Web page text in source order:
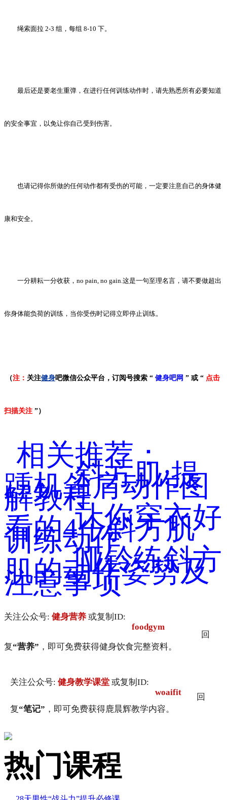
绳索面拉 2-3 组，每组 8-10 下。
最后还是要老生重弹，在进行任何训练动作时，请先熟悉所有必要知道
的安全事宜，以免让你自己受到伤害。
也请记得你所做的任何动作都有受伤的可能，一定要注意自己的身体健
康和安全。
一分耕耘一分收获，no pain, no gain.这是一句至理名言，请不要做超出
你身体能负荷的训练，当你受伤时记得立即停止训练。
（注： 关注健身吧微信公众平台，订阅号搜索 “ 健身吧网 ” 或 “ 点击
扫描关注 ”）
相关推荐：
斜方肌:提
踵机耸肩动作图
解教程
让你穿衣好
看的4个斜方肌
训练动作
哑铃练斜方
肌的动作姿势及
注意事项
关注公众号: 健身营养 或复制ID:
foodgym
回
复“营养” ，即可免费获得健身饮食完整资料。
关注公众号: 健身教学课堂 或复制ID:
woaifit
回
复“笔记” ，即可免费获得鹿晨辉教学内容。
热门课程